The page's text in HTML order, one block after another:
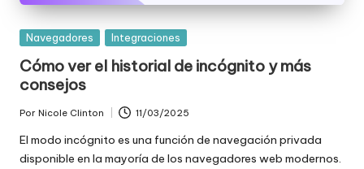
Publicada
Navegadores Integraciones
Cómo ver el historial de incógnito y más
consejos
Publicado
por
Por Nicole Clinton 11/03/2025
El modo incógnito es una función de navegación privada
disponible en la mayoría de los navegadores web modernos.